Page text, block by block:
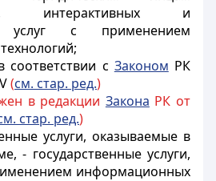
интерактивных и
услуг с применением
с Законом РК
(см. стар. ред.)
в редакции Закона РК от
стар. ред.)
услуги, оказываемые в
- государственные услуги,
информационных